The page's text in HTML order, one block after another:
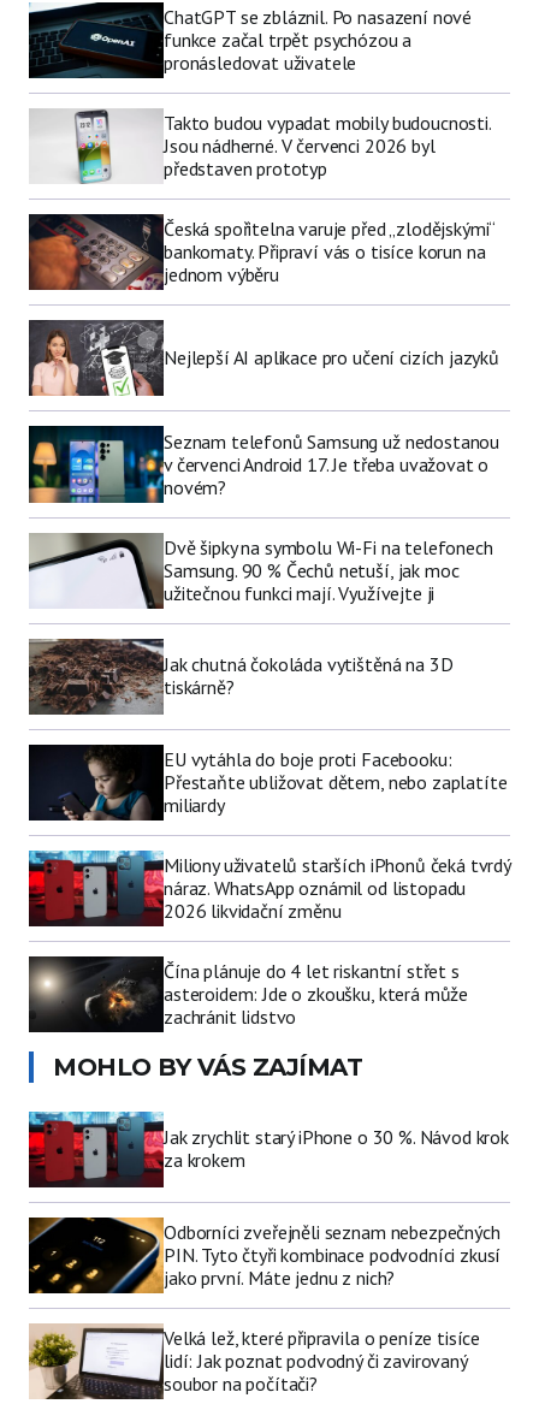
ChatGPT se zbláznil. Po nasazení nové
funkce začal trpět psychózou a
pronásledovat uživatele
Takto budou vypadat mobily budoucnosti.
Jsou nádherné. V červenci 2026 byl
představen prototyp
Česká spořitelna varuje před „zlodějskými“
bankomaty. Připraví vás o tisíce korun na
jednom výběru
Nejlepší AI aplikace pro učení cizích jazyků
Seznam telefonů Samsung už nedostanou
v červenci Android 17. Je třeba uvažovat o
novém?
Dvě šipky na symbolu Wi-Fi na telefonech
Samsung. 90 % Čechů netuší, jak moc
užitečnou funkci mají. Využívejte ji
Jak chutná čokoláda vytištěná na 3D
tiskárně?
EU vytáhla do boje proti Facebooku:
Přestaňte ubližovat dětem, nebo zaplatíte
miliardy
Miliony uživatelů starších iPhonů čeká tvrdý
náraz. WhatsApp oznámil od listopadu
2026 likvidační změnu
Čína plánuje do 4 let riskantní střet s
asteroidem: Jde o zkoušku, která může
zachránit lidstvo
MOHLO BY VÁS ZAJÍMAT
Jak zrychlit starý iPhone o 30 %. Návod krok
za krokem
Odborníci zveřejněli seznam nebezpečných
PIN. Tyto čtyři kombinace podvodníci zkusí
jako první. Máte jednu z nich?
Velká lež, které připravila o peníze tisíce
lidí: Jak poznat podvodný či zavirovaný
soubor na počítači?